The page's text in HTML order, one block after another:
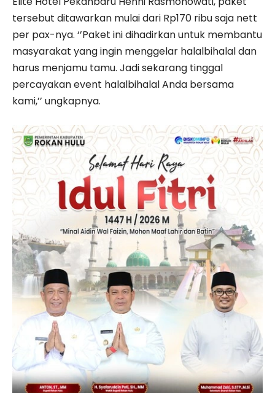
tersebut ditawarkan mulai dari Rp170 ribu saja nett
per pax-nya. ‘’Paket ini dihadirkan untuk membantu
masyarakat yang ingin menggelar halalbihalal dan
harus menjamu tamu. Jadi sekarang tinggal
percayakan event halalbihalal Anda bersama
kami,’’ ungkapnya.